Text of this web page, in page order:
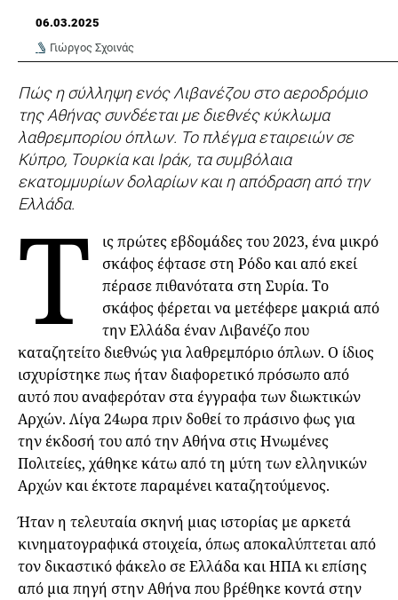
06.03.2025
Γιώργος Σχοινάς
Πώς η σύλληψη ενός Λιβανέζου στο αεροδρόμιο
της Αθήνας συνδέεται με διεθνές κύκλωμα
λαθρεμπορίου όπλων. Το πλέγμα εταιρειών σε
Κύπρο, Τουρκία και Ιράκ, τα συμβόλαια
εκατομμυρίων δολαρίων και η απόδραση από την
Ελλάδα.
Τ
ις πρώτες εβδομάδες του 2023, ένα μικρό
σκάφος έφτασε στη Ρόδο και από εκεί
πέρασε πιθανότατα στη Συρία. Το
σκάφος φέρεται να μετέφερε μακριά από
την Ελλάδα έναν Λιβανέζο που
καταζητείτο διεθνώς για λαθρεμπόριο όπλων. Ο ίδιος
ισχυρίστηκε πως ήταν διαφορετικό πρόσωπο από
αυτό που αναφερόταν στα έγγραφα των διωκτικών
Αρχών. Λίγα 24ωρα πριν δοθεί το πράσινο φως για
την έκδοσή του από την Αθήνα στις Ηνωμένες
Πολιτείες, χάθηκε κάτω από τη μύτη των ελληνικών
Αρχών και έκτοτε παραμένει καταζητούμενος.
Ήταν η τελευταία σκηνή μιας ιστορίας με αρκετά
κινηματογραφικά στοιχεία, όπως αποκαλύπτεται από
τον δικαστικό φάκελο σε Ελλάδα και ΗΠΑ κι επίσης
από μια πηγή στην Αθήνα που βρέθηκε κοντά στην